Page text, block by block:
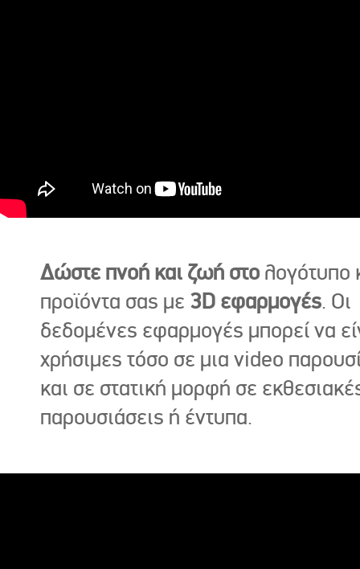
Δώστε πνοή και ζωή στο λογότυπο
προϊόντα σας με 3D εφαρμογές. Οι
δεδομένες εφαρμογές μπορεί να
χρήσιμες τόσο σε μια video
και σε στατική μορφή σε
παρουσιάσεις ή έντυπα.